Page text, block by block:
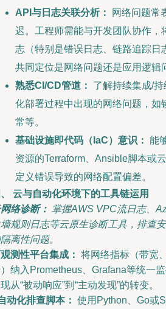
API与日志关联分析：
网络问题常
迟。工程师需能与开发团队协作，
志（特别是错误日志、链路追踪日
共同定位是网络问题还是应用逻辑
熟悉CI/CD管道：
了解持续集成/
化部署过程中出现的网络问题，如
常等。
基础设施即代码（IaC）意识： 能
资源的Terraform、Ansible脚本或
定义错误导致的网络配置偏差。
云与自动化环境下的工具链运用
络诊断： 掌握AWS VPC流日志、
规则日志等云原生诊断工具，排查
离性问题。
测性平台集成： 将网络指标（带宽
纳入Prometheus、Grafana等统一
从“被动响应”到“主动发现”的转变。
动化排查脚本： 使用Python、Go或